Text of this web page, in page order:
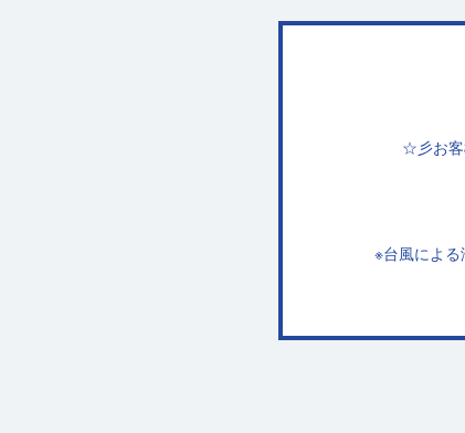
☆彡お客
※台風によ